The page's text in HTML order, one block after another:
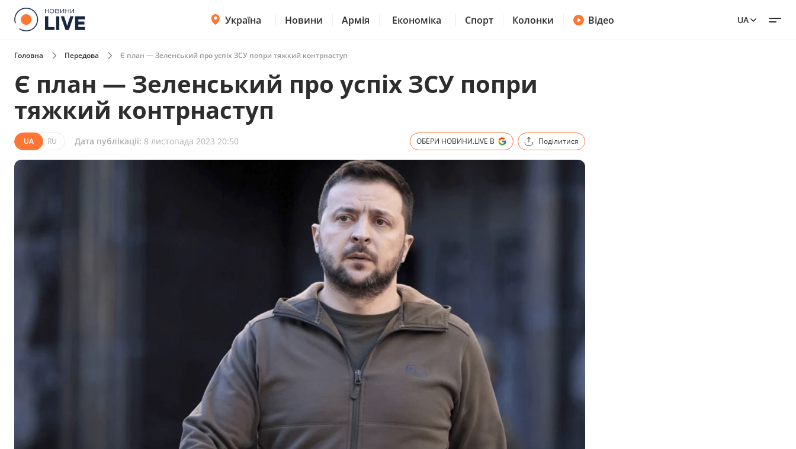
Україна Новини Армія Економіка Спорт Колонки Відео UA
Головна Передова Є план — Зеленський про успіх ЗСУ попри тяжкий контрнаступ
Є план — Зеленський про успіх ЗСУ попри
тяжкий контрнаступ
UA RU Дата публікації: 8 листопада 2023 20:50 ОБЕРИ НОВИНИ.LIVE В Поділитися